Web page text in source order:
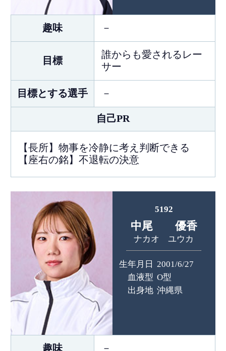
趣味 －
目標
誰からも愛されるレー
サー
目標とする選手 －
自己PR
【長所】物事を冷静に考え判断できる
【座右の銘】不退転の決意
5192
中尾 優香
ナカオ ユウカ
生年月日
2001/6/27
血液型 O型
出身地 沖縄県
趣味 －